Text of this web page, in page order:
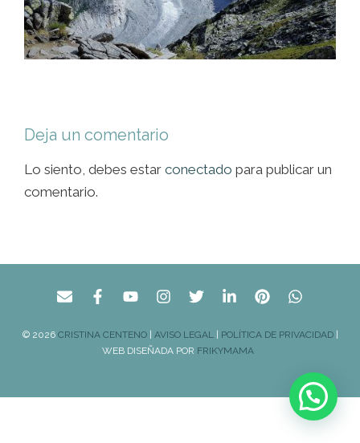
Deja un comentario
Lo siento, debes estar conectado para publicar un
comentario.
© 2026 CRISTINA CENTENO| AVISO LEGAL | POLÍTICA DE PRIVACIDAD|
WEB DISEÑADA POR FRIKYMAMA